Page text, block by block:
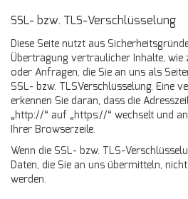
SSL- bzw. TLS-Verschlüsselung
Diese Seite nutzt aus
Übertragung vertraulicher Inhalte, wie
oder Anfragen, die Sie an uns als
SSL- bzw. TLSVerschlüsselung. Eine
erkennen Sie daran, dass die
„http://“ auf „https://“ wechselt und
Ihrer Browserzeile.
Wenn die SSL- bzw. TLS-
Daten, die Sie an uns übermitteln,
werden.